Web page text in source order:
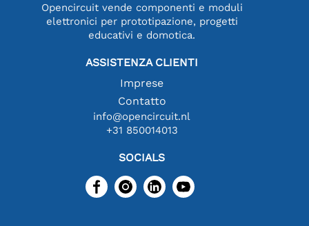
Opencircuit vende componenti e moduli
elettronici per prototipazione, progetti
educativi e domotica.
ASSISTENZA CLIENTI
Imprese
Contatto
info@opencircuit.nl
+31 850014013
SOCIALS